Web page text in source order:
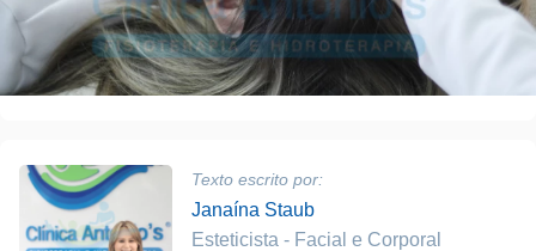
Texto escrito por:
Janaína Staub
Esteticista - Facial e Corporal